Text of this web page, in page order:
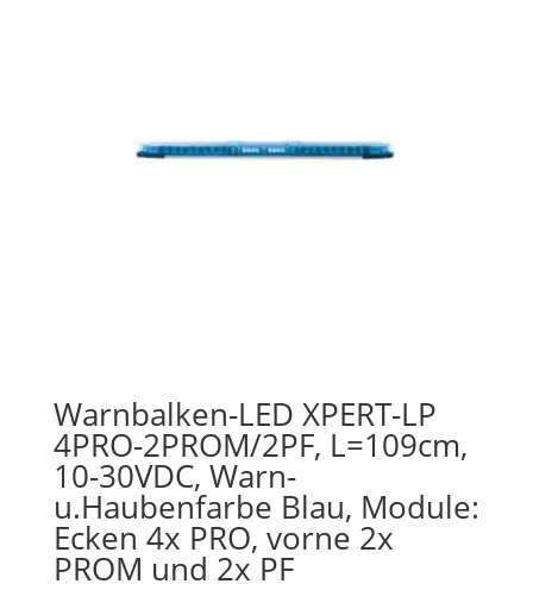
Warnbalken-LED XPERT-LP
4PRO-2PROM/2PF, L=109cm,
10-30VDC, Warn-
u.Haubenfarbe Blau, Module:
Ecken 4x PRO, vorne 2x
PROM und 2x PF